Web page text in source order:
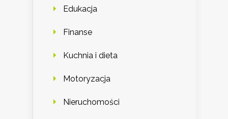
Edukacja
Finanse
Kuchnia i dieta
Motoryzacja
Nieruchomości